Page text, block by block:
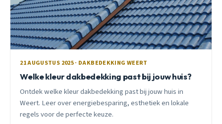
21 AUGUSTUS 2025 · DAKBEDEKKING WEERT
Welke kleur dakbedekking past bij jouw huis?
Ontdek welke kleur dakbedekking past bij jouw huis in
Weert. Leer over energiebesparing, esthetiek en lokale
regels voor de perfecte keuze.